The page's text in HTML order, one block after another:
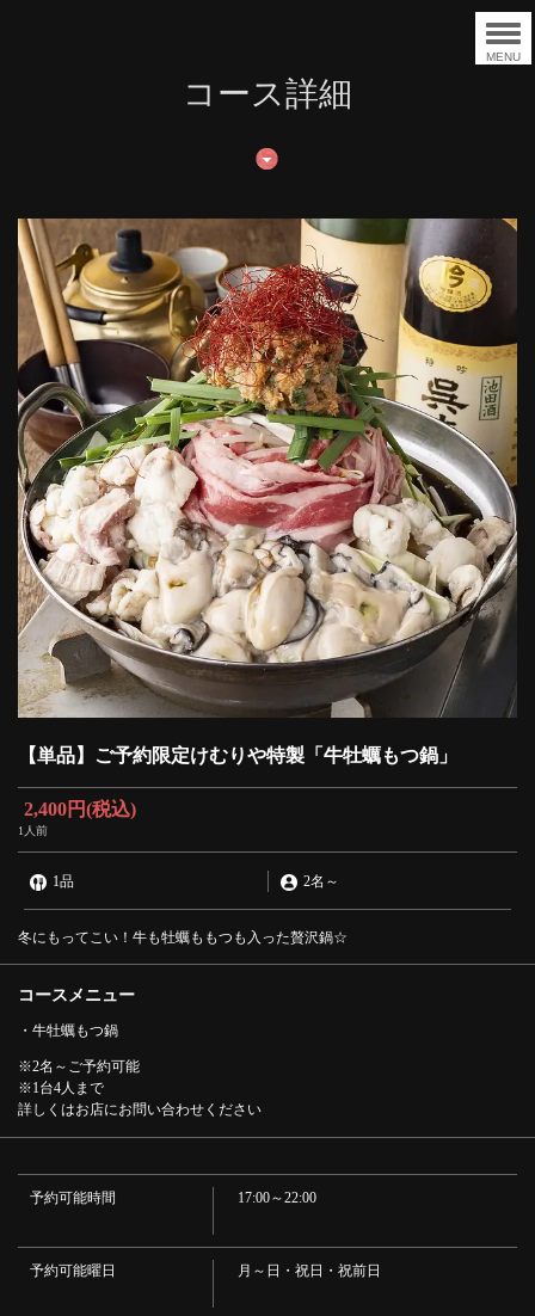
MENU
コース詳細
【単品】ご予約限定けむりや特製「牛牡蠣もつ鍋」
2,400円(税込)
1人前
1品 2名 ～
冬にもってこい！牛も牡蠣ももつも入った贅沢鍋☆
コースメニュー
・牛牡蠣もつ鍋
※2名～ご予約可能
※1台4人まで
詳しくはお店にお問い合わせください
予約可能時間 17:00～22:00
予約可能曜日 月～日・祝日・祝前日
この店舗情報をシェアする